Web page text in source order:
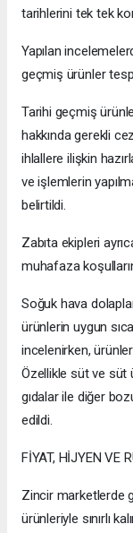
tarihlerini tek tek
Yapılan
geçmiş ürünler
Tarihi geçmiş
hakkında gerekli
ihlallere ilişkin
ve işlemlerin
belirtildi.
Zabıta ekipleri
muhafaza
Soğuk hava
ürünlerin uygun
incelenirken,
Özellikle süt ve süt
gıdalar ile diğer
edildi.
FİYAT, HİJYEN VE
Zincir marketlerde
ürünleriyle sınırlı